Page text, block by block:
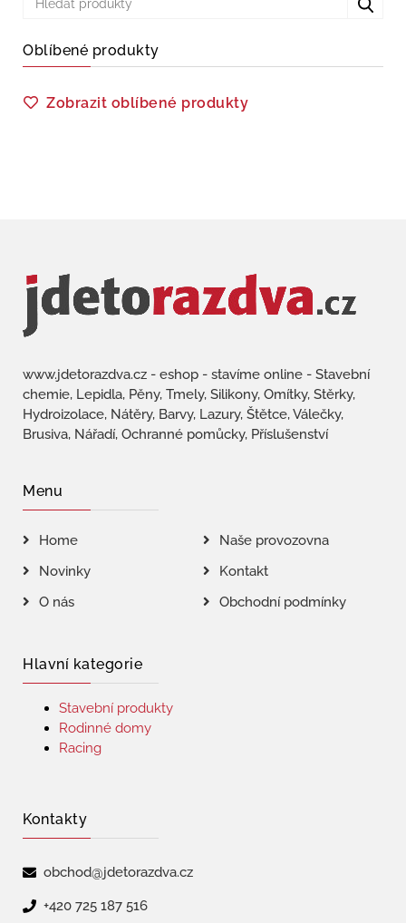
Oblíbené produkty
Zobrazit oblíbené produkty
www.jdetorazdva.cz - eshop - stavíme online - Stavební
chemie, Lepidla, Pěny, Tmely, Silikony, Omítky, Stěrky,
Hydroizolace, Nátěry, Barvy, Lazury, Štětce, Válečky,
Brusiva, Nářadí, Ochranné pomůcky, Příslušenství
Menu
Home
Naše provozovna
Novinky
Kontakt
O nás
Obchodní podmínky
Hlavní kategorie
Stavební produkty
Rodinné domy
Racing
Kontakty
obchod@jdetorazdva.cz
+420 725 187 516